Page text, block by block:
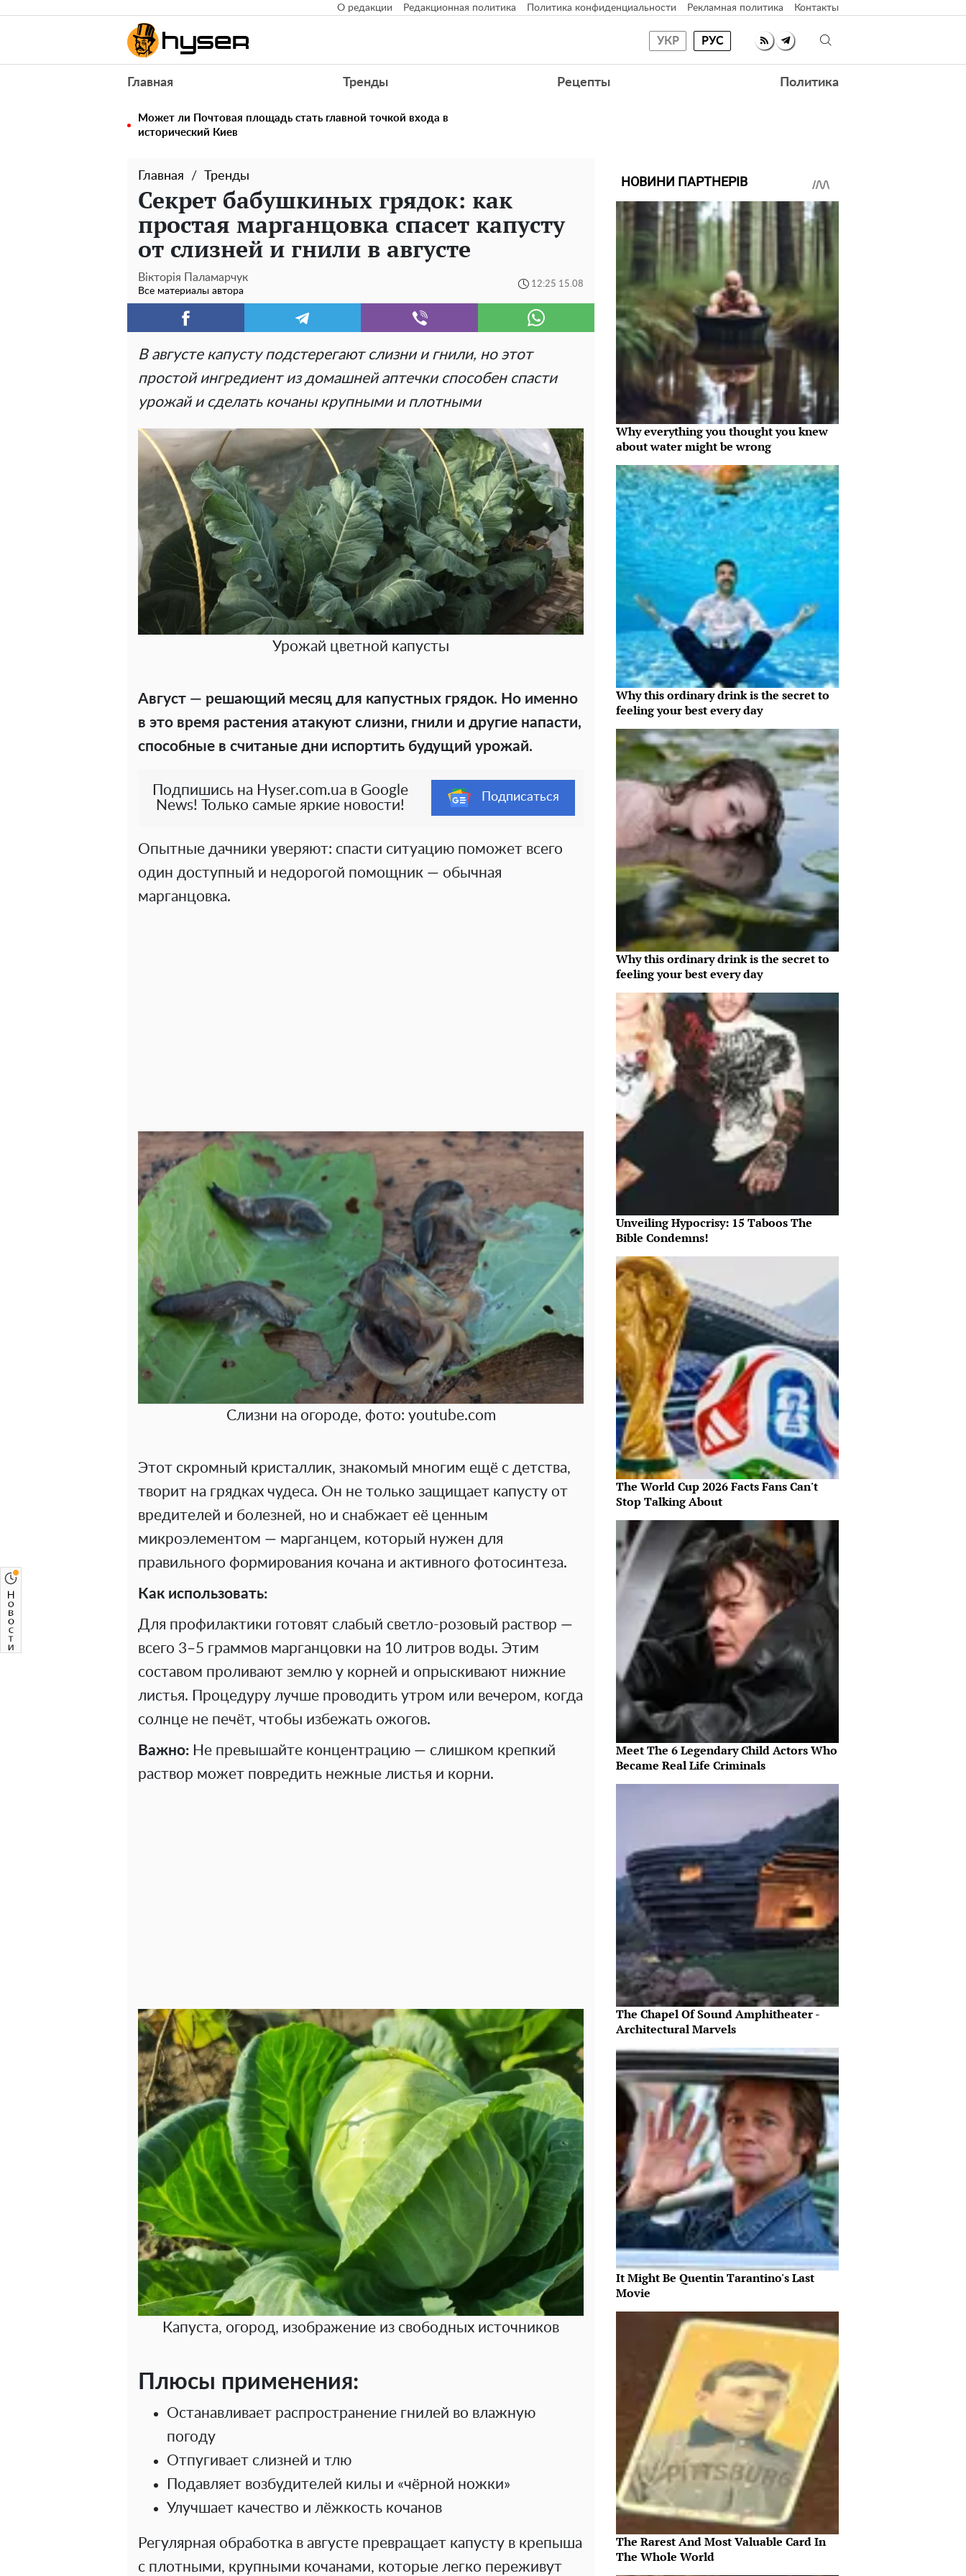
О редакции Редакционная политика Политика конфиденциальности Рекламная политика Контакты
УКР РУС
Главная Тренды Рецепты Политика
Может ли Почтовая площадь стать главной точкой входа в
исторический Киев
Главная Тренды
Секрет бабушкиных грядок: как
простая марганцовка спасет капусту
от слизней и гнили в августе
Вікторія Паламарчук
Все материалы автора
12:25 15.08
В августе капусту подстерегают слизни и гнили, но этот
простой ингредиент из домашней аптечки способен спасти
урожай и сделать кочаны крупными и плотными
Урожай цветной капусты
Август — решающий месяц для капустных грядок. Но именно
в это время растения атакуют слизни, гнили и другие напасти,
способные в считаные дни испортить будущий урожай.
Подпишись на Hyser.com.ua в Google
News! Только самые яркие новости!
Подписаться
Опытные дачники уверяют: спасти ситуацию поможет всего
один доступный и недорогой помощник — обычная
марганцовка.
Слизни на огороде, фото: youtube.com
Этот скромный кристаллик, знакомый многим ещё с детства,
творит на грядках чудеса. Он не только защищает капусту от
вредителей и болезней, но и снабжает её ценным
микроэлементом — марганцем, который нужен для
правильного формирования кочана и активного фотосинтеза.
Как использовать:
Для профилактики готовят слабый светло-розовый раствор —
всего 3–5 граммов марганцовки на 10 литров воды. Этим
составом проливают землю у корней и опрыскивают нижние
листья. Процедуру лучше проводить утром или вечером, когда
солнце не печёт, чтобы избежать ожогов.
Важно: Не превышайте концентрацию — слишком крепкий
раствор может повредить нежные листья и корни.
Капуста, огород, изображение из свободных источников
Плюсы применения:
Останавливает распространение гнилей во влажную
погоду
Отпугивает слизней и тлю
Подавляет возбудителей килы и «чёрной ножки»
Улучшает качество и лёжкость кочанов
Регулярная обработка в августе превращает капусту в крепыша
с плотными, крупными кочанами, которые легко переживут
НОВИНИ ПАРТНЕРІВ
Why everything you thought you knew
about water might be wrong
Why this ordinary drink is the secret to
feeling your best every day
Why this ordinary drink is the secret to
feeling your best every day
Unveiling Hypocrisy: 15 Taboos The
Bible Condemns!
The World Cup 2026 Facts Fans Can't
Stop Talking About
Meet The 6 Legendary Child Actors Who
Became Real Life Criminals
The Chapel Of Sound Amphitheater -
Architectural Marvels
It Might Be Quentin Tarantino's Last
Movie
The Rarest And Most Valuable Card In
The Whole World